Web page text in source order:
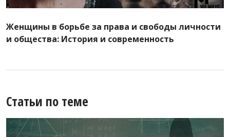
Женщины в борьбе за права и свободы личности
и общества: История и современность
Статьи по теме